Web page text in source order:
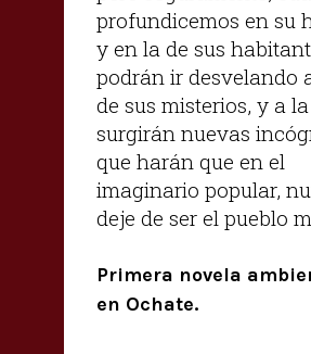
profundicemos en su
y en la de sus
podrán ir desvelando
de sus misterios, y a
surgirán nuevas
que harán que en el
imaginario popular,
deje de ser el pueblo
Primera novela
en Ochate.